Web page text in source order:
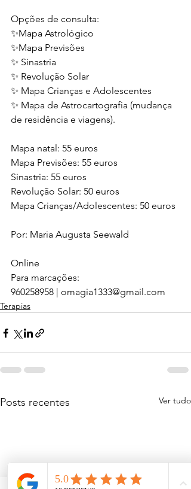
Opções de consulta:
✨Mapa Astrológico
✨Mapa Previsões
✨ Sinastria
✨ Revolução Solar
✨ Mapa Crianças e Adolescentes
✨ Mapa de Astrocartografia (mudança
de residência e viagens).
Mapa natal: 55 euros
Mapa Previsões: 55 euros
Sinastria: 55 euros
Revolução Solar: 50 euros
Mapa Crianças/Adolescentes: 50 euros
Por: Maria Augusta Seewald
Online
Para marcações:
960258958 | omagia1333@gmail.com
Terapias
Posts recentes Ver tudo